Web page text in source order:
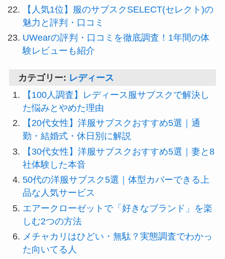
【人気1位】服のサブスクSELECT(セレクト)の
魅力と評判・口コミ
UWearの評判・口コミを徹底調査！1年間の体
験レビューも紹介
カテゴリー: レディース
【100人調査】レディース服サブスクで解決し
た悩みとやめた理由
【20代女性】洋服サブスクおすすめ5選｜通
勤・結婚式・休日別に解説
【30代女性】洋服サブスクおすすめ5選｜妻と8
社体験した本音
50代の洋服サブスク5選｜体型カバーできる上
品な人気サービス
エアークローゼットで「好きなブランド」を楽
しむ2つの方法
メチャカリはひどい・無駄？実態調査でわかっ
た向いてる人